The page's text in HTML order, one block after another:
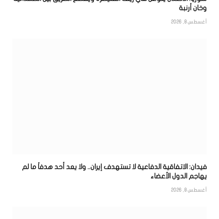
وخان أرنبة
أغسطس 8, 2026
فيدان: الاتفاقية الدفاعية لا تستهدف إيران.. ولا يعد أحد هدفاً ما لم
يهاجم الدول الأعضاء
أغسطس 8, 2026